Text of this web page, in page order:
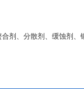
剂、分散剂、缓蚀剂